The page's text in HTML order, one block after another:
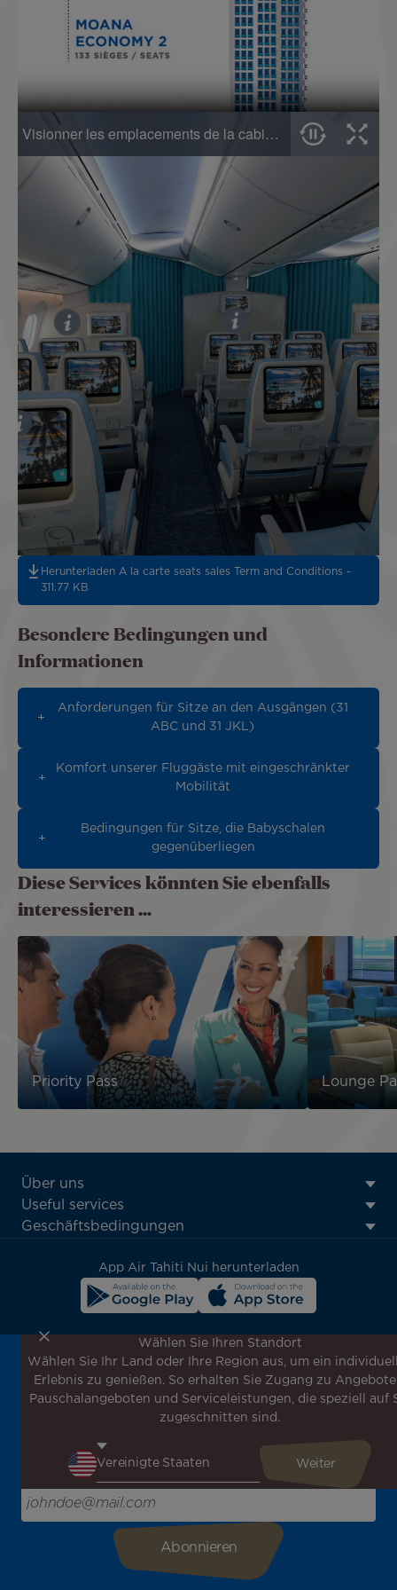
Herunterladen A la carte seats sales Term and Conditions -
311.77 KB
Besondere Bedingungen und
Informationen
Anforderungen für Sitze an den Ausgängen (31
ABC und 31 JKL)
Komfort unserer Fluggäste mit eingeschränkter
Mobilität
Bedingungen für Sitze, die Babyschalen
gegenüberliegen
Diese Services könnten Sie ebenfalls
interessieren ...
Priority Pass Lounge
ATN:
Footer
menu
Über uns
Useful services
Geschäftsbedingungen
App Air Tahiti Nui herunterladen
Melden Sie sich für unseren Newsletter an, um die
neuesten Nachrichten zu erhalten!
Erhalten Sie unsere verschiedenen Sonderangebote und
Aktionen vor allen anderen, entdecken Sie unsere
inspirieren!
Bitte geben Sie hier Ihre E-Mail-Adresse ein
Wählen Sie Ihren Standort
Wählen Sie Ihr Land oder Ihre Region aus, um ein
Erlebnis zu genießen. So erhalten Sie Zugang zu
Pauschalangeboten und Serviceleistungen, die speziell auf
zugeschnitten sind.